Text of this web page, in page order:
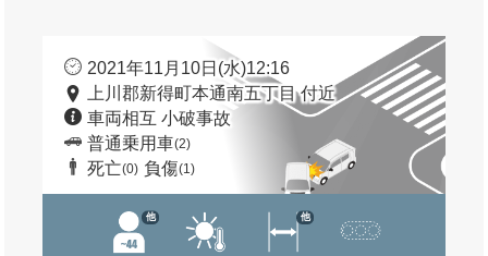
2021年11月10日(水)12:16
上川郡新得町本通南五丁目 付近
車両相互 小破事故
普通乗用車(2)
死亡(0) 負傷(1)
他 他